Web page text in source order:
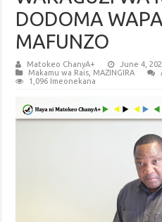
DODOMA
MAFUNZO
Matokeo ChanyA+
June 4,
Makamu wa Rais MAZINGIRA
1,096 Imeonekana